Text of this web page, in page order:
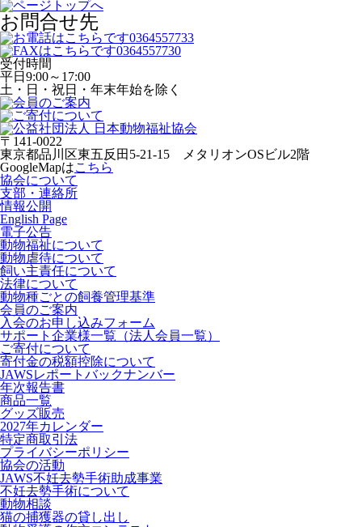
お問合せ先
受付時間
平日 9:00～17:00
土・日・祝日・年末年始を除く
〒141-0022
東京都品川区東五反田5-21-15 メタリオンOSビル2階
GoogleMapはこちら
協会について
支部・連絡所
情報公開
English Page
電子公告
動物福祉について
動物虐待について
飼い主責任について
法律について
動物種ごとの飼養管理基準
会員のご案内
入会のお申し込みフォーム
サポート企業様一覧（法人会員一覧）
ご寄付について
寄付金の税額控除について
JAWSレポートバックナンバー
年次報告書
商品一覧
グッズ販売
2027年カレンダー
特定商取引法
プライバシーポリシー
協会の活動
JAWS不妊去勢手術助成事業
不妊去勢手術について
動物相談
猫の捕獲器の貸し出し